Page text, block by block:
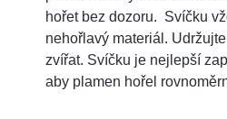
hořet bez dozoru. Svíčku
nehořlavý materiál.
zvířat. Svíčku je nejlepší
aby plamen hořel